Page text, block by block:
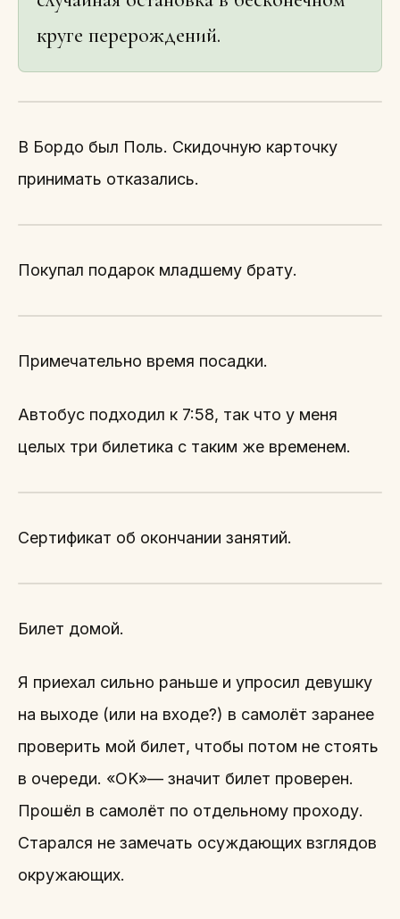
круге перерождений.
В Бордо был Поль. Скидочную карточку
принимать отказались.
Покупал подарок младшему брату.
Примечательно время посадки.
Автобус подходил к 7:58, так что у меня
целых три билетика с таким же временем.
Сертификат об окончании занятий.
Билет домой.
Я приехал сильно раньше и упросил девушку
на выходе (или на входе?) в самолёт заранее
проверить мой билет, чтобы потом не стоять
в очереди. «OK»— значит билет проверен.
Прошёл в самолёт по отдельному проходу.
Старался не замечать осуждающих взглядов
окружающих.